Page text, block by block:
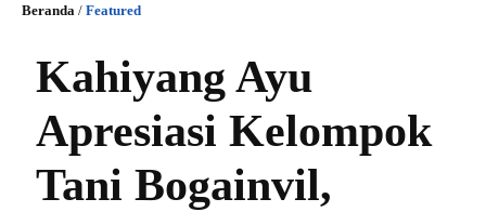
Beranda / Featured
Kahiyang Ayu
Apresiasi Kelompok
Tani Bogainvil,